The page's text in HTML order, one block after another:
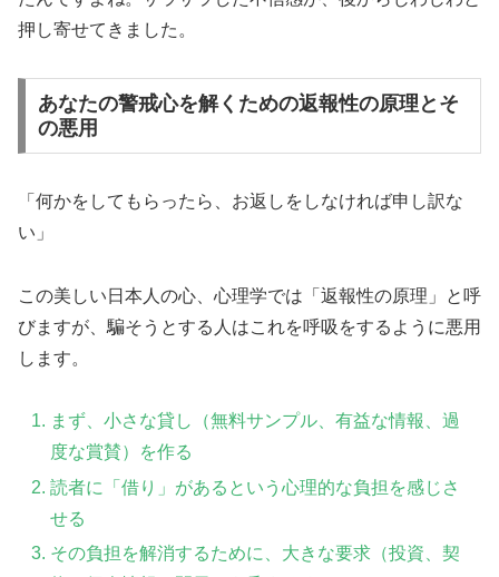
押し寄せてきました。
あなたの警戒心を解くための返報性の原理とそ
の悪用
「何かをしてもらったら、お返しをしなければ申し訳な
い」
この美しい日本人の心、心理学では「返報性の原理」と呼
びますが、騙そうとする人はこれを呼吸をするように悪用
します。
まず、小さな貸し（無料サンプル、有益な情報、過
度な賞賛）を作る
読者に「借り」があるという心理的な負担を感じさ
せる
その負担を解消するために、大きな要求（投資、契